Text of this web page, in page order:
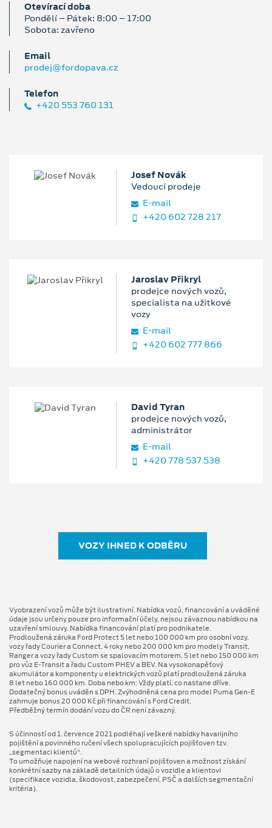
Otevírací doba
Pondělí – Pátek: 8:00 – 17:00
Sobota: zavřeno
Email
prodej@fordopava.cz
Telefon
+420 553 760 131
Josef Novák
Vedoucí prodeje
E‑mail
+420 602 728 217
Jaroslav Přikryl
prodejce nových vozů,
specialista na užitkové
vozy
E‑mail
+420 602 777 866
David Tyran
prodejce nových vozů,
administrátor
E‑mail
+420 778 537 538
VOZY IHNED K ODBĚRU
Vyobrazení vozů může být ilustrativní. Nabídka vozů, financování a uváděné
údaje jsou určeny pouze pro informační účely, nejsou závaznou nabídkou na
uzavření smlouvy. Nabídka financování platí pro podnikatele.
Prodloužená záruka Ford Protect 5 let nebo 100 000 km pro osobní vozy,
vozy řady Courier a Connect, 4 roky nebo 200 000 km pro modely Transit,
Ranger a vozy řady Custom se spalovacím motorem, 5 let nebo 150 000 km
pro vůz E-Transit a řadu Custom PHEV a BEV. Na vysokonapěťový
akumulátor a komponenty u elektrických vozů platí prodloužená záruka
8 let nebo 160 000 km. Doba nebo km: Vždy platí, co nastane dříve.
Dodatečný bonus uváděn s DPH. Zvýhodněná cena pro model Puma Gen⁠-⁠E
zahrnuje bonus 20 000 Kč při financování s Ford Credit.
Předběžný termín dodání vozu do ČR není závazný.
S účinností od 1. července 2021 podléhají veškeré nabídky havarijního
pojištění a povinného ručení všech spolupracujících pojišťoven tzv.
„segmentaci klientů“.
To umožňuje napojení na webové rozhraní pojišťoven a možnost získání
konkrétní sazby na základě detailních údajů o vozidle a klientovi
(specifikace vozidla, škodovost, zabezpečení, PSČ a dalších segmentační
kritéria).